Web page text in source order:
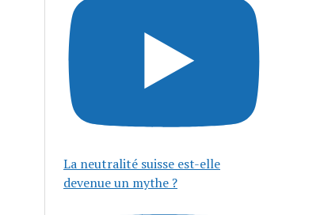
La neutralité suisse est-elle
devenue un mythe ?